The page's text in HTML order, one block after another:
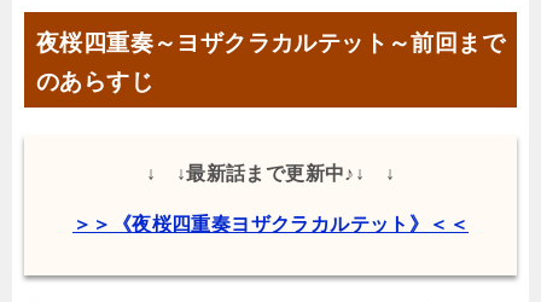
夜桜四重奏～ヨザクラカルテット～前回まで
のあらすじ
↓ ↓最新話まで更新中♪↓ ↓
＞＞《夜桜四重奏ヨザクラカルテット》＜＜